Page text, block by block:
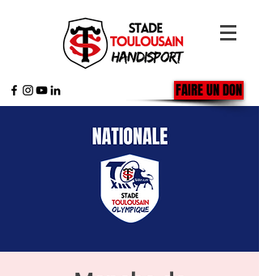
FAIRE UN DON